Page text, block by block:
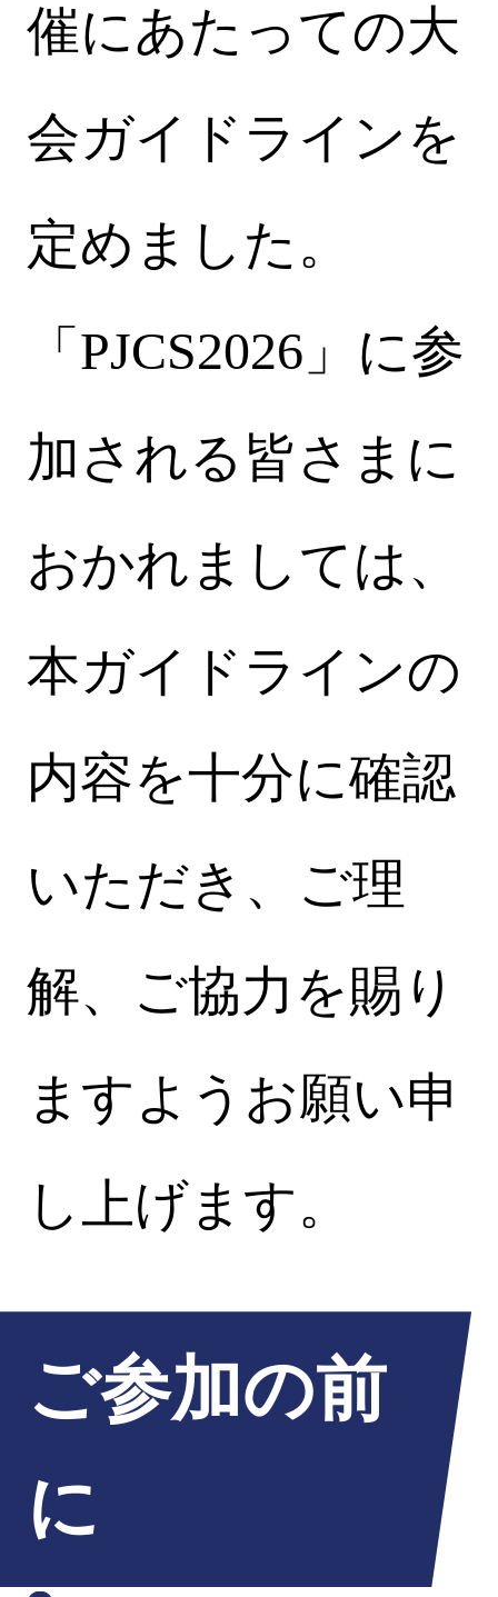
催にあたっての大
会ガイドラインを
定めました。
「PJCS2026」に参
加される皆さまに
おかれましては、
本ガイドラインの
内容を十分に確認
いただき、ご理
解、ご協力を賜り
ますようお願い申
し上げます。
ご参加の前
に